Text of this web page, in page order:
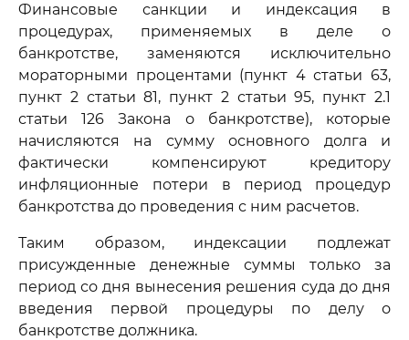
Финансовые санкции и индексация в
процедурах, применяемых в деле о
банкротстве, заменяются исключительно
мораторными процентами (пункт 4 статьи 63,
пункт 2 статьи 81, пункт 2 статьи 95, пункт 2.1
статьи 126 Закона о банкротстве), которые
начисляются на сумму основного долга и
фактически компенсируют кредитору
инфляционные потери в период процедур
банкротства до проведения с ним расчетов.
Таким образом, индексации подлежат
присужденные денежные суммы только за
период со дня вынесения решения суда до дня
введения первой процедуры по делу о
банкротстве должника.